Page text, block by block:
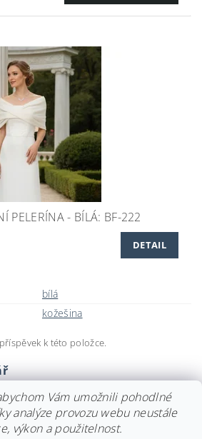
PELERÍNA - BÍLÁ: BF-222
DETAIL
bílá
kožešina
k této položce.
Vám umožnili pohodlné
analýze provozu webu neustále
výkon a použitelnost.